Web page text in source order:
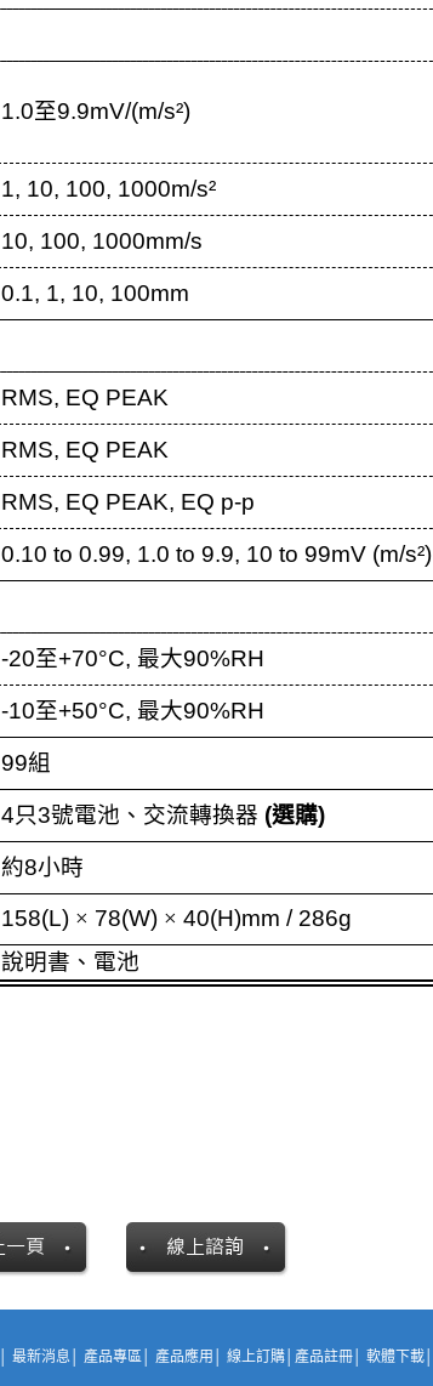
1.0至9.9mV/(m/s²)
1, 10, 100, 1000m/s²
10, 100, 1000mm/s
0.1, 1, 10, 100mm
RMS, EQ PEAK
RMS, EQ PEAK
RMS, EQ PEAK, EQ p-p
0.10 to 0.99, 1.0 to 9.9, 10 to 99mV (m/s²)
-20至+70°C, 最大90%RH
-10至+50°C, 最大90%RH
99組
4只3號電池、交流轉換器 (選購)
約8小時
158(L) × 78(W) × 40(H)mm / 286g
說明書、電池
最新消息 產品專區 產品應用 線上訂購 產品註冊 軟體下載